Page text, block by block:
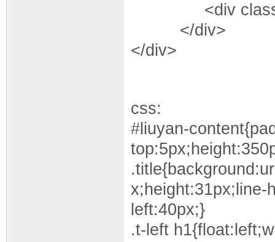
<div
</div>
</div>
css:
#liuyan-
x;height:31px;line-
left:40px;}
.t-left